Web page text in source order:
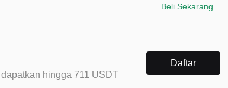
Beli Sekarang
hingga 711 USDT
Daftar